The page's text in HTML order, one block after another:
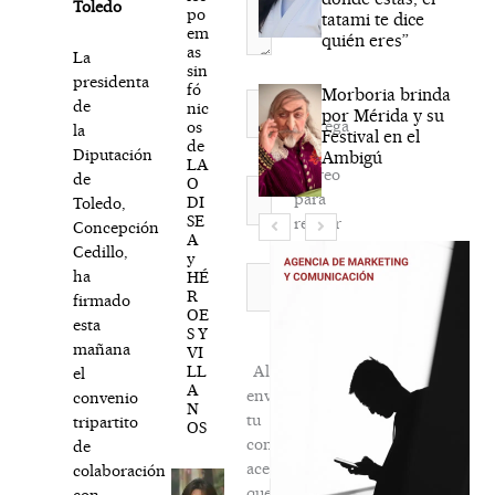
Toledo
La
presidenta
de
la
Diputación
de
Toledo,
Concepción
Cedillo,
ha
firmado
esta
mañana
el
convenio
tripartito
de
colaboración
po
em
as
sin
fó
nic
os
de
LA
O
DI
SE
A
y
HÉ
R
OE
S Y
VI
LL
A
N
OS
Nombre*
Correo
electrónico*
Agréga
mi
correo
para
recibir
la
newsletter
Al
enviar
tu
comentario,
aceptas
tatami te dice
quién eres”
Morboria brinda
por Mérida y su
Festival en el
Ambigú